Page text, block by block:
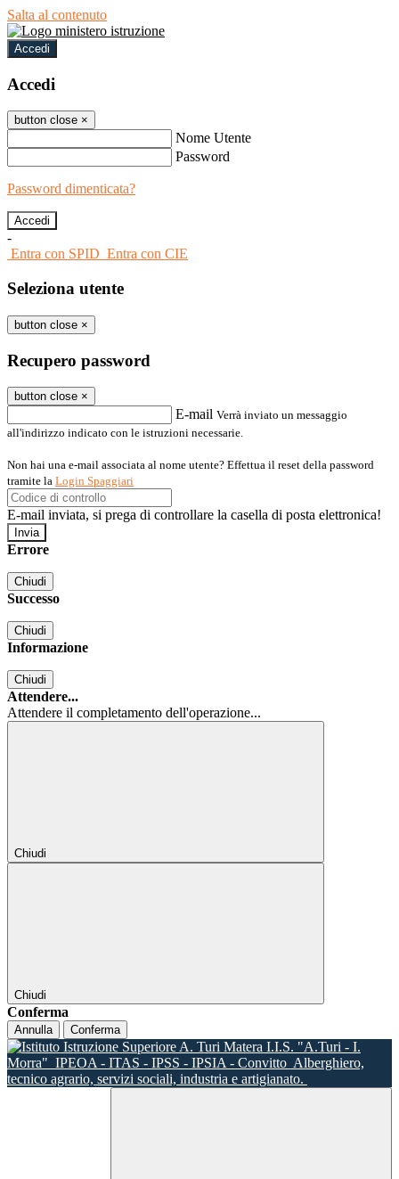
Salta al contenuto
Accedi
Accedi
button close ×
Nome Utente
Password
Password dimenticata?
-
Entra con SPID Entra con CIE
Seleziona utente
button close ×
Recupero password
button close ×
E-mail Verrà inviato un messaggio
all'indirizzo indicato con le istruzioni necessarie.
Non hai una e-mail associata al nome utente? Effettua il reset della password
tramite la Login Spaggiari
E-mail inviata, si prega di controllare la casella di posta elettronica!
Errore
Chiudi
Successo
Chiudi
Informazione
Chiudi
Attendere...
Attendere il completamento dell'operazione...
Chiudi
Chiudi
Conferma
Annulla Conferma
I.I.S. "A.Turi - I.
Morra" IPEOA - ITAS - IPSS - IPSIA - Convitto Alberghiero,
tecnico agrario, servizi sociali, industria e artigianato.